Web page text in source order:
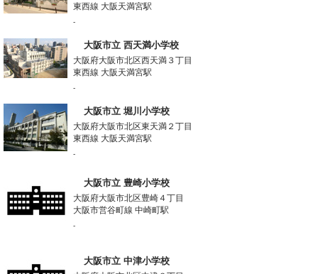
東西線 大阪天満宮駅
-
大阪市立 西天満小学校
大阪府大阪市北区西天満３丁目
東西線 大阪天満宮駅
-
大阪市立 堀川小学校
大阪府大阪市北区東天満２丁目
東西線 大阪天満宮駅
-
大阪市立 豊崎小学校
大阪府大阪市北区豊崎４丁目
大阪市営谷町線 中崎町駅
-
大阪市立 中津小学校